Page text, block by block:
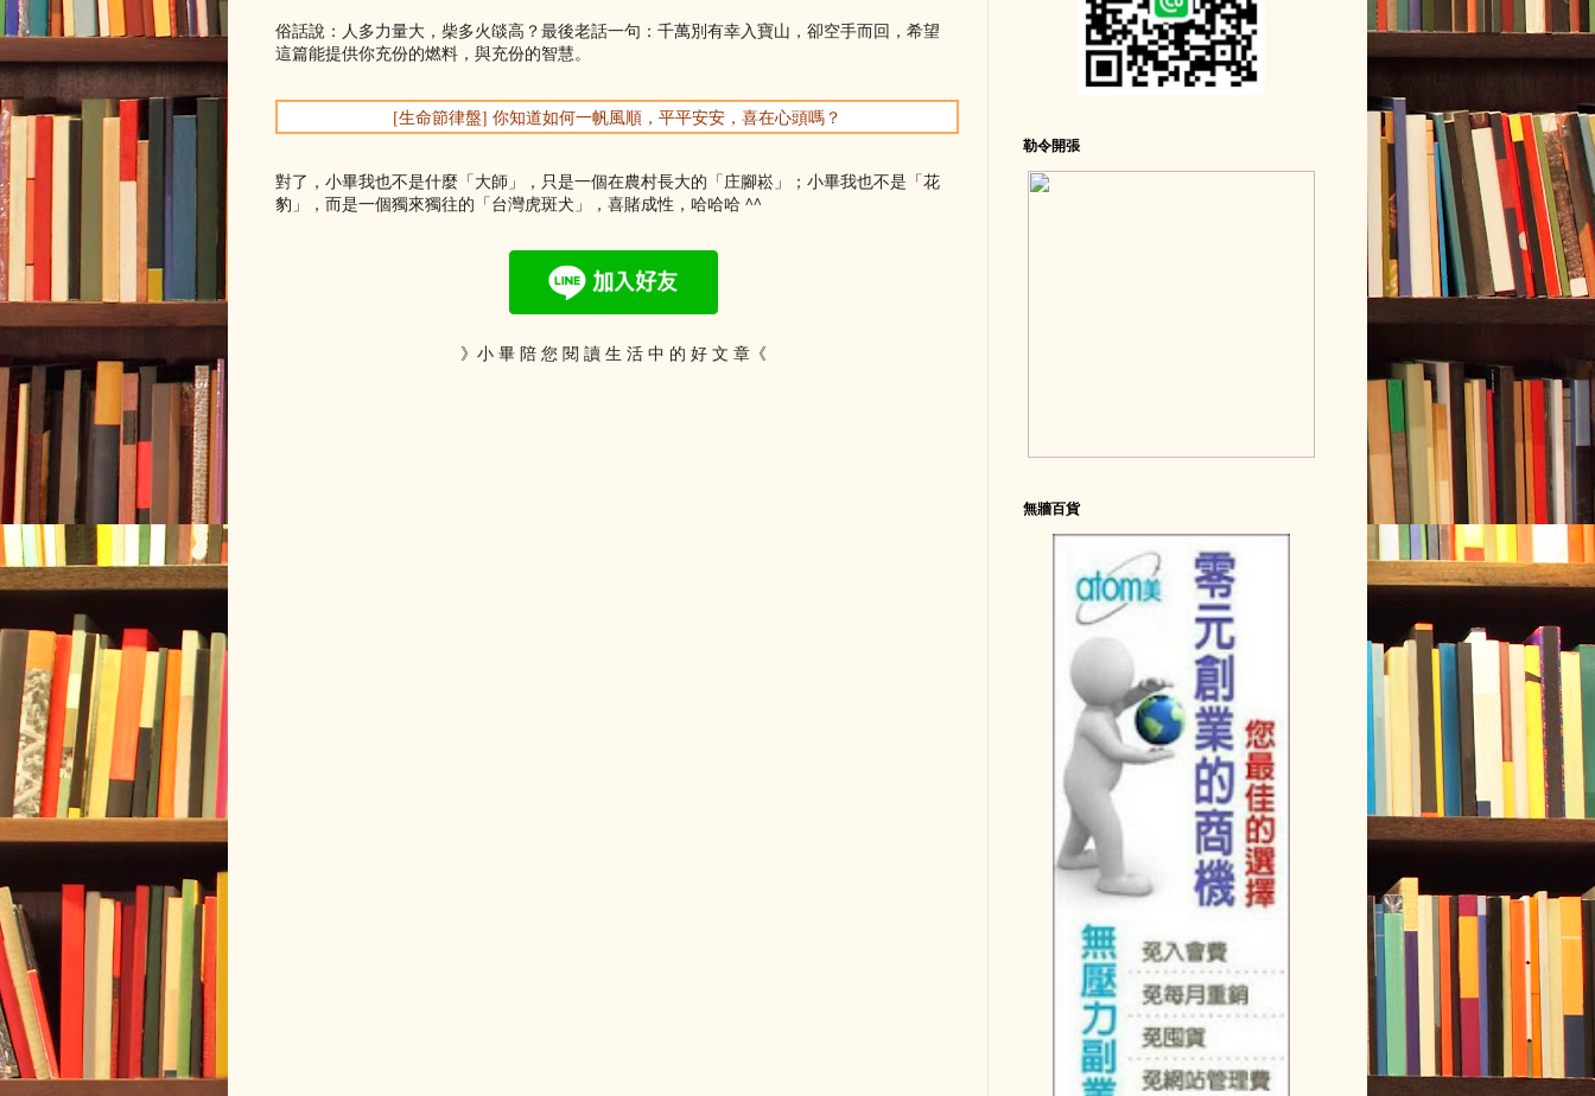
俗話說：人多力量大，柴多火燄高？最後老話一句：千萬別有幸入寶山，卻空手而回，希望
這篇能提供你充份的燃料，與充份的智慧。
[生命節律盤] 你知道如何一帆風順，平平安安，喜在心頭嗎？
對了，小畢我也不是什麼「大師」，只是一個在農村長大的「庄腳崧」；小畢我也不是「花
豹」，而是一個獨來獨往的「台灣虎斑犬」，喜賭成性，哈哈哈 ^^
》小 畢 陪 您 閱 讀 生 活 中 的 好 文 章《
勒令開張
無牆百貨